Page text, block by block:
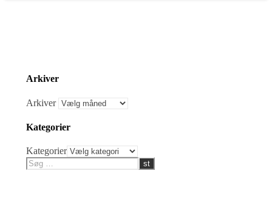
Arkiver
Arkiver
Kategorier
Kategorier